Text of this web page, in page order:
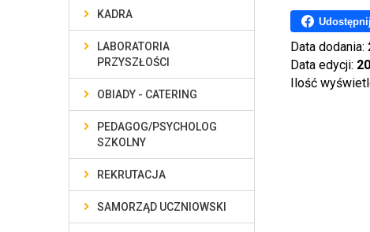
Udostępnij
Data dodania:
Data edycji:
Ilość
KADRA
LABORATORIA
PRZYSZŁOŚCI
OBIADY - CATERING
PEDAGOG/PSYCHOLOG
SZKOLNY
REKRUTACJA
SAMORZĄD UCZNIOWSKI